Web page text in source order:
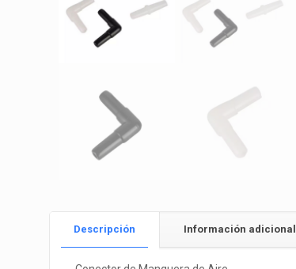
Descripción Información adicional